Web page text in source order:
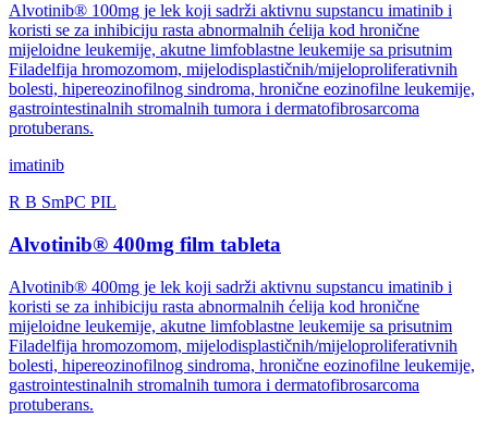
Alvotinib® 100mg je lek koji sadrži aktivnu supstancu imatinib i
koristi se za inhibiciju rasta abnormalnih ćelija kod hronične
mijeloidne leukemije, akutne limfoblastne leukemije sa prisutnim
Filadelfija hromozomom, mijelodisplastičnih/mijeloproliferativnih
bolesti, hipereozinofilnog sindroma, hronične eozinofilne leukemije,
gastrointestinalnih stromalnih tumora i dermatofibrosarcoma
protuberans.
imatinib
R B SmPC PIL
Alvotinib® 400mg film tableta
Alvotinib® 400mg je lek koji sadrži aktivnu supstancu imatinib i
koristi se za inhibiciju rasta abnormalnih ćelija kod hronične
mijeloidne leukemije, akutne limfoblastne leukemije sa prisutnim
Filadelfija hromozomom, mijelodisplastičnih/mijeloproliferativnih
bolesti, hipereozinofilnog sindroma, hronične eozinofilne leukemije,
gastrointestinalnih stromalnih tumora i dermatofibrosarcoma
protuberans.